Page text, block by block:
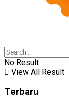
No Result
View All Result
Terbaru